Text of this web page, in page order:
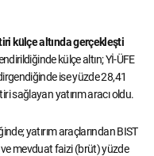
külçe altında gerçekleşti
külçe altın; Yİ-ÜFE
ise yüzde 28,41
sağlayan yatırım aracı oldu.
yatırım araçlarından BIST
mevduat faizi (brüt) yüzde